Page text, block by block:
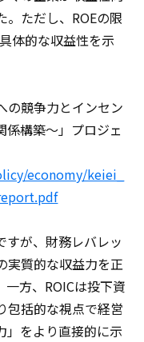
。ただし、ROEの限
体的な収益性を示
の競争力とインセン
係構築～」プロジェ
economy/keiei_
すが、財務レバレッ
実質的な収益力を正
方、ROICは投下資
包括的な視点で経営
」をより直接的に示